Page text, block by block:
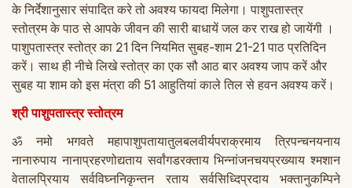
के निर्देशानुसार संपादित करे तो अवश्य फायदा मिलेगा।पाशुपतास्त्र
स्तोत्रम के पाठ से आपके जीवन की सारी बाधायें जल कर राख हो जायेंगी ।
पाशुपतास्त्र स्तोत्र का 21 दिन नियमित सुबह-शाम 21-21 पाठ प्रतिदिन
करें। साथ ही नीचे लिखे स्तोत्र का एक सौ आठ बार अवश्य जाप करें और
सुबह या शाम को इस मंत्रा की 51 आहुतियां काले तिल से हवन अवश्य करें।
श्री पाशुपतास्त्र स्तोत्रम
ॐ नमो भगवते महापाशुपतायातुलबलवीर्यपराक्रमाय त्रिपन्चनयनाय
नानारुपाय नानाप्रहरणोद्यताय सर्वांगडरक्ताय भिन्नांजनचयप्रख्याय श्मशान
वेतालप्रियाय सर्वविघ्ननिकृन्तन रताय सर्वसिध्दिप्रदाय भक्तानुकम्पिने